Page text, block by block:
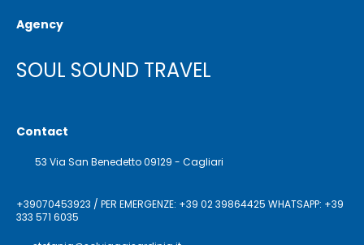
Agency
SOUL SOUND TRAVEL
Contact
53 Via San Benedetto 09129 - Cagliari
+39070453923 / PER EMERGENZE: +39 02 39864425 WHATSAPP: +39
333 571 6035